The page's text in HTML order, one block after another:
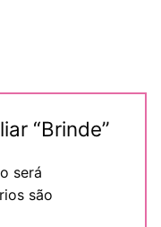
“Brinde”
será
são